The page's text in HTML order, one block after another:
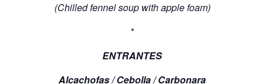
(Chilled fennel soup with apple foam)
*
ENTRANTES
Alcachofas / Cebolla / Carbonara